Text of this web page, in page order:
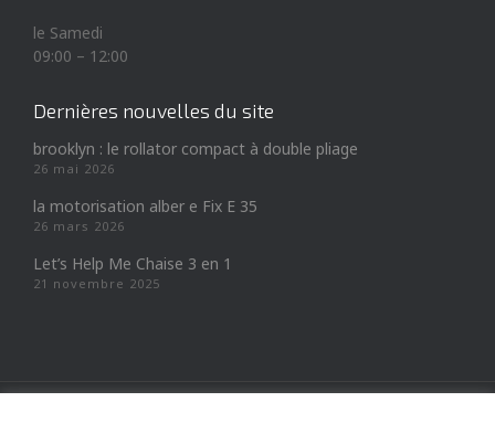
le Samedi
09:00 – 12:00
Dernières nouvelles du site
brooklyn : le rollator compact à double pliage
26 mai 2026
la motorisation alber e Fix E 35
26 mars 2026
Let’s Help Me Chaise 3 en 1
21 novembre 2025